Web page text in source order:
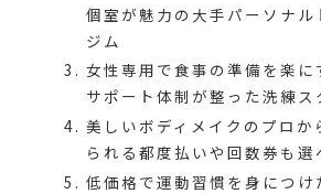
個室が魅力の大手パーソナル
ジム
女性専用で食事の準備を楽に
サポート体制が整った洗練ス
美しいボディメイクのプロか
られる都度払いや回数券も選
低価格で運動習慣を身につけ